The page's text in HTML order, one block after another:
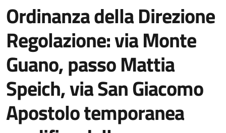
Ordinanza della Direzione
Regolazione: via Monte
Guano, passo Mattia
Speich, via San Giacomo
Apostolo temporanea